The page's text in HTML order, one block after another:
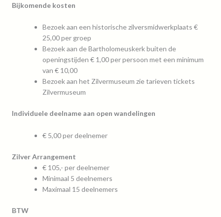
Bijkomende kosten
Bezoek aan een historische zilversmidwerkplaats €
25,00 per groep
Bezoek aan de Bartholomeuskerk buiten de
openingstijden € 1,00 per persoon met een minimum
van € 10,00
Bezoek aan het Zilvermuseum zietarieven tickets
Zilvermuseum
Individuele deelname aan open wandelingen
€ 5,00 per deelnemer
Zilver Arrangement
€ 105,- per deelnemer
Minimaal 5 deelnemers
Maximaal 15 deelnemers
BTW